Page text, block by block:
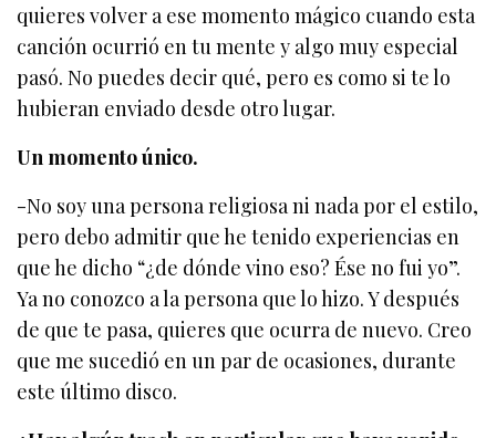
quieres volver a ese momento mágico cuando esta
canción ocurrió en tu mente y algo muy especial
pasó. No puedes decir qué, pero es como si te lo
hubieran enviado desde otro lugar.
Un momento único.
-No soy una persona religiosa ni nada por el estilo,
pero debo admitir que he tenido experiencias en
que he dicho “¿de dónde vino eso? Ése no fui yo”.
Ya no conozco a la persona que lo hizo. Y después
de que te pasa, quieres que ocurra de nuevo. Creo
que me sucedió en un par de ocasiones, durante
este último disco.